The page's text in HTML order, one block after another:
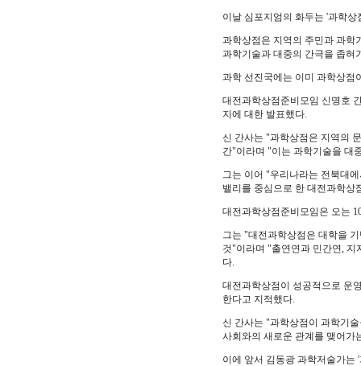
이날 심포지엄의 화두는 '과학상
과학상점은 지역의 주민과 과학
과학기술과 대중의 간극을 좁혀
과학 선진국에는 이미 과학상점
대전과학상점준비모임 신명호
지에 대한 발표했다.
신 간사는 "과학상점은 지역의
간"이라며 "이는 과학기술을 대
그는 이어 "우리나라는 전북대
밸리를 중심으로 한 대전과학상
대전과학상점준비모임은 오는
그는 "대전과학상점은 대학을
것"이라며 "출연연과 민간연, 지
다.
대전과학상점이 성공적으로 운
한다고 지적했다.
신 간사는 "과학상점이 과학기
사회와의 새로운 관계를 맺어가
이에 앞서 김동광 과학저술가는